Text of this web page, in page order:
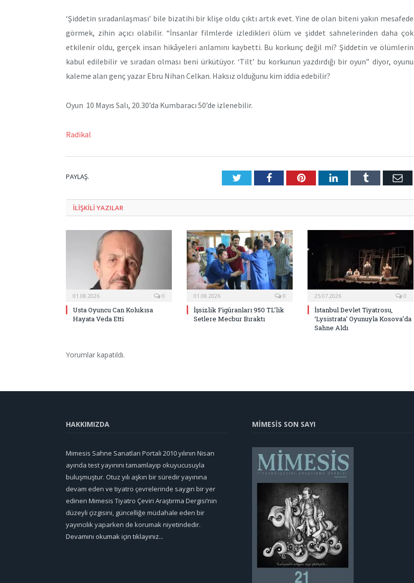
‘Şiddetin sıradanlaşması’ bile bizatihi bir klişe oldu çıktı artık evet. Yine de olan biteni yakın mesafede
görmek, zihin açıcı olabilir. “İnsanlar filmlerde izledikleri ölüm ve şiddet sahnelerinden daha çok
etkilenir oldu, gerçek insan hikâyeleri anlamını kaybetti. Bu korkunç değil mi? Şiddetin ve ölümlerin
kabul edilebilir ve sıradan olması beni ürkütüyor. ‘Tilt’ bu korkunun yazdırdığı bir oyun” diyor, oyunu
kaleme alan genç yazar Ebru Nihan Celkan. Haksız olduğunu kim iddia edebilir?
Oyun 10 Mayıs Salı, 20.30’da Kumbaracı 50’de izlenebilir.
Radikal
PAYLAŞ. TwitterFacebookPinterestLinkedInTumblr E-
ILIŞKILI YAZILAR
01.08.2026 0
Usta Oyuncu Can Kolukısa
Hayata Veda Etti
01.08.2026 0
İşsizlik Figüranları 950 TL’lik
Setlere Mecbur Bıraktı
25.07.2026 0
İstanbul Devlet Tiyatrosu,
‘Lysistrata’ Oyunuyla Kosova’da
Sahne Aldı
Yorumlar kapatıldı.
HAKKIMIZDA
Mimesis Sahne Sanatları Portali 2010 yılının Nisan
ayında test yayınını tamamlayıp okuyucusuyla
buluşmuştur. Otuz yılı aşkın bir süredir yayınına
devam eden ve tiyatro çevrelerinde saygın bir yer
edinen Mimesis Tiyatro Çeviri Araştırma Dergisi’nin
düzeyli çizgisini, güncelliğe müdahale eden bir
yayıncılık yaparken de korumak niyetindedir.
Devamını okumak için tıklayınız...
MİMESİS SON SAYI